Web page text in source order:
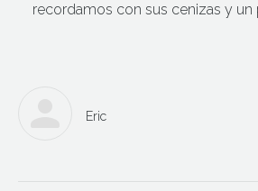
recordamos con sus cenizas y
Eric